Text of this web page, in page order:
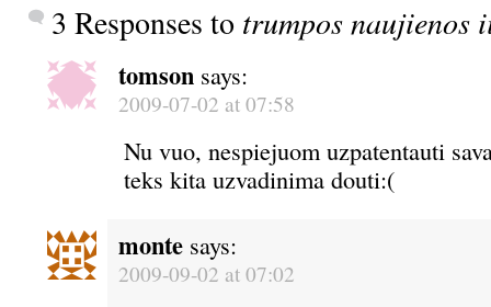
3 Responses to trumpos naujienos
tomson says:
2009-07-02 at 07:58
Nu vuo, nespiejuom uzpatentauti
teks kita uzvadinima douti:(
monte says:
2009-09-02 at 07:02